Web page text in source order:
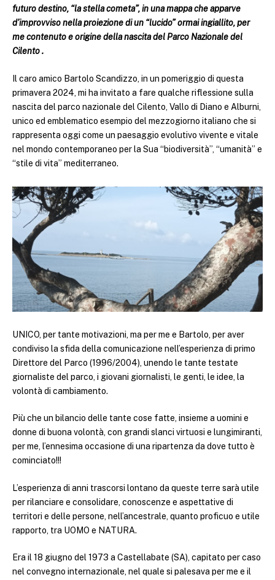
futuro destino, “la stella cometa”, in una mappa che apparve
d’improvviso nella proiezione di un “lucido” ormai ingiallito, per
me contenuto e origine della nascita del Parco Nazionale del
Cilento .
Il caro amico Bartolo Scandizzo, in un pomeriggio di questa
primavera 2024, mi ha invitato a fare qualche riflessione sulla
nascita del parco nazionale del Cilento, Vallo di Diano e Alburni,
unico ed emblematico esempio del mezzogiorno italiano che si
rappresenta oggi come un paesaggio evolutivo vivente e vitale
nel mondo contemporaneo per la Sua “biodiversità”, “umanità” e
“stile di vita” mediterraneo.
UNICO, per tante motivazioni, ma per me e Bartolo, per aver
condiviso la sfida della comunicazione nell’esperienza di primo
Direttore del Parco (1996/2004), unendo le tante testate
giornaliste del parco, i giovani giornalisti, le genti, le idee, la
volontà di cambiamento.
Più che un bilancio delle tante cose fatte, insieme a uomini e
donne di buona volontà, con grandi slanci virtuosi e lungimiranti,
per me, l’ennesima occasione di una ripartenza da dove tutto è
cominciato!!!
L’esperienza di anni trascorsi lontano da queste terre sarà utile
per rilanciare e consolidare, conoscenze e aspettative di
territori e delle persone, nell’ancestrale, quanto proficuo e utile
rapporto, tra UOMO e NATURA.
Era il 18 giugno del 1973 a Castellabate (SA), capitato per caso
nel convegno internazionale, nel quale si palesava per me e il